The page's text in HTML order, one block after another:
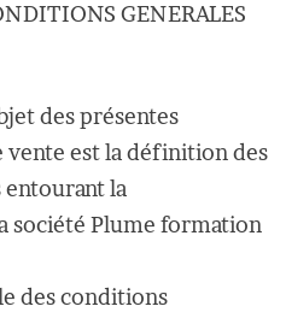
GENERALES
des présentes
vente est la définition des
la
société Plume formation
des conditions